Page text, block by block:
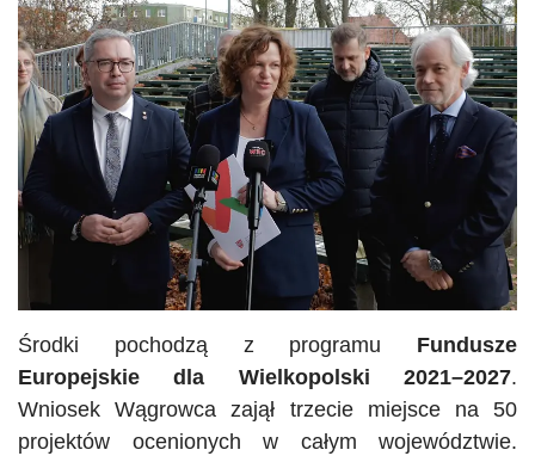
Środki pochodzą z programu Fundusze
Europejskie dla Wielkopolski 2021–2027.
Wniosek Wągrowca zajął trzecie miejsce na 50
projektów ocenionych w całym województwie.